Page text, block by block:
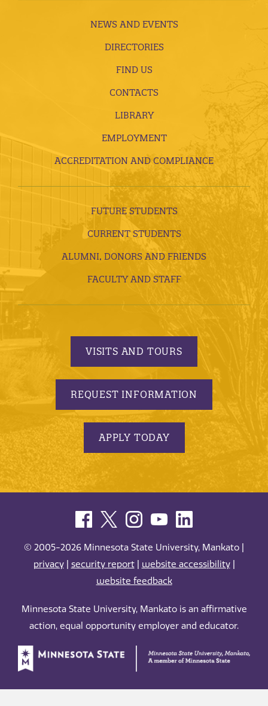
NEWS AND EVENTS
DIRECTORIES
FIND US
CONTACTS
LIBRARY
EMPLOYMENT
ACCREDITATION AND COMPLIANCE
FUTURE STUDENTS
CURRENT STUDENTS
ALUMNI, DONORS AND FRIENDS
FACULTY AND STAFF
VISITS AND TOURS
REQUEST INFORMATION
APPLY TODAY
© 2005-2026 Minnesota State University, Mankato |
privacy| security report| website accessibility|
website feedback
Minnesota State University, Mankato is an affirmative
action, equal opportunity employer and educator.